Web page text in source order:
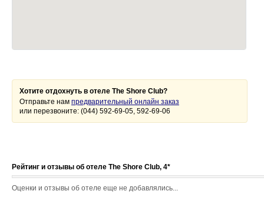
Хотите отдохнуть в отеле The Shore Club?
Отправьте нам предварительный онлайн заказ
или перезвоните: (044) 592-69-05, 592-69-06
Рейтинг и отзывы об отеле The Shore Club, 4*
Оценки и отзывы об отеле еще не добавлялись...